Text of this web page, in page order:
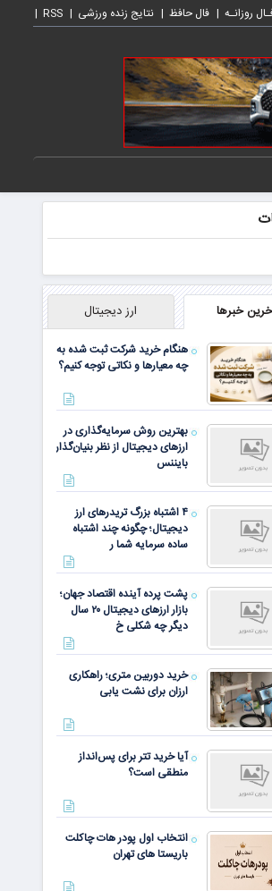
روزانـه فال حافظ نتایج زنده ورزشی RSS
خبرها ارز دیجیتال
هنگام خرید شرکت ثبت شده به
چه معیارها و نکاتی توجه کنیم؟
بهترین روش سرمایه‌گذاری در
ارزهای دیجیتال از نظر بنیان‌گذار
بایننس
۴ اشتباه بزرگ تریدرهای ارز
دیجیتال؛ چگونه چند اشتباه
ساده سرمایه شما ر
پشت پرده آینده اقتصاد جهان؛
بازار ارزهای دیجیتال ۲۰ سال
دیگر چه شکلی خ
خرید دوربین متری؛ راهکاری
ارزان برای نشت یابی
آیا خرید تتر برای پس‌انداز
منطقی است؟
انتخاب اول پودر هات چاکلت
باریستا های تهران